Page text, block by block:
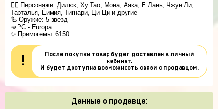
🧍‍♀️ Персонажи: Дилюк, Ху Тао, Мона, Аяка, Е Лань, Чжун Ли,
Тарталья, Ёимия, Тигнари, Ци Ци и другие
🦾 Оружие: 5 звезд
🤜PC - Europa
✨ Примогемы: 6150
!
После покупки товар будет доставлен в личный
кабинет.
И будет доступна возможность связи с продавцом.
Данные о продавце: